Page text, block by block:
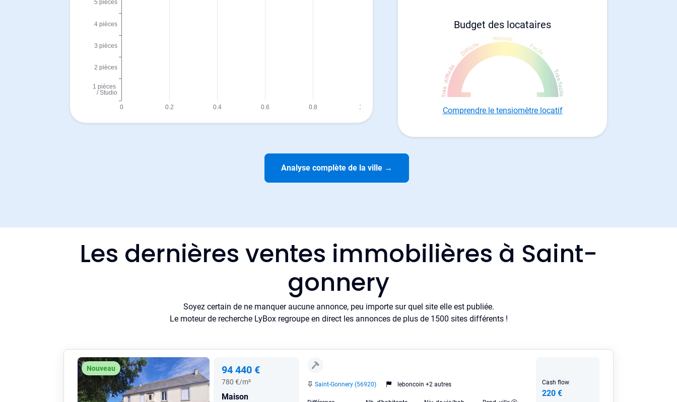
Budget des locataires
Comprendre le tensiomètre locatif
Analyse complète de la ville →
Les dernières ventes immobilières à Saint-
gonnery
Soyez certain de ne manquer aucune annonce, peu importe sur quel site elle est publiée.
Le moteur de recherche LyBox regroupe en direct les annonces de plus de 1500 sites différents !
Nouveau 94 440 €
780 €/m²
Maison
Saint-Gonnery (56920) leboncoin +2 autres Cash flow
220 €